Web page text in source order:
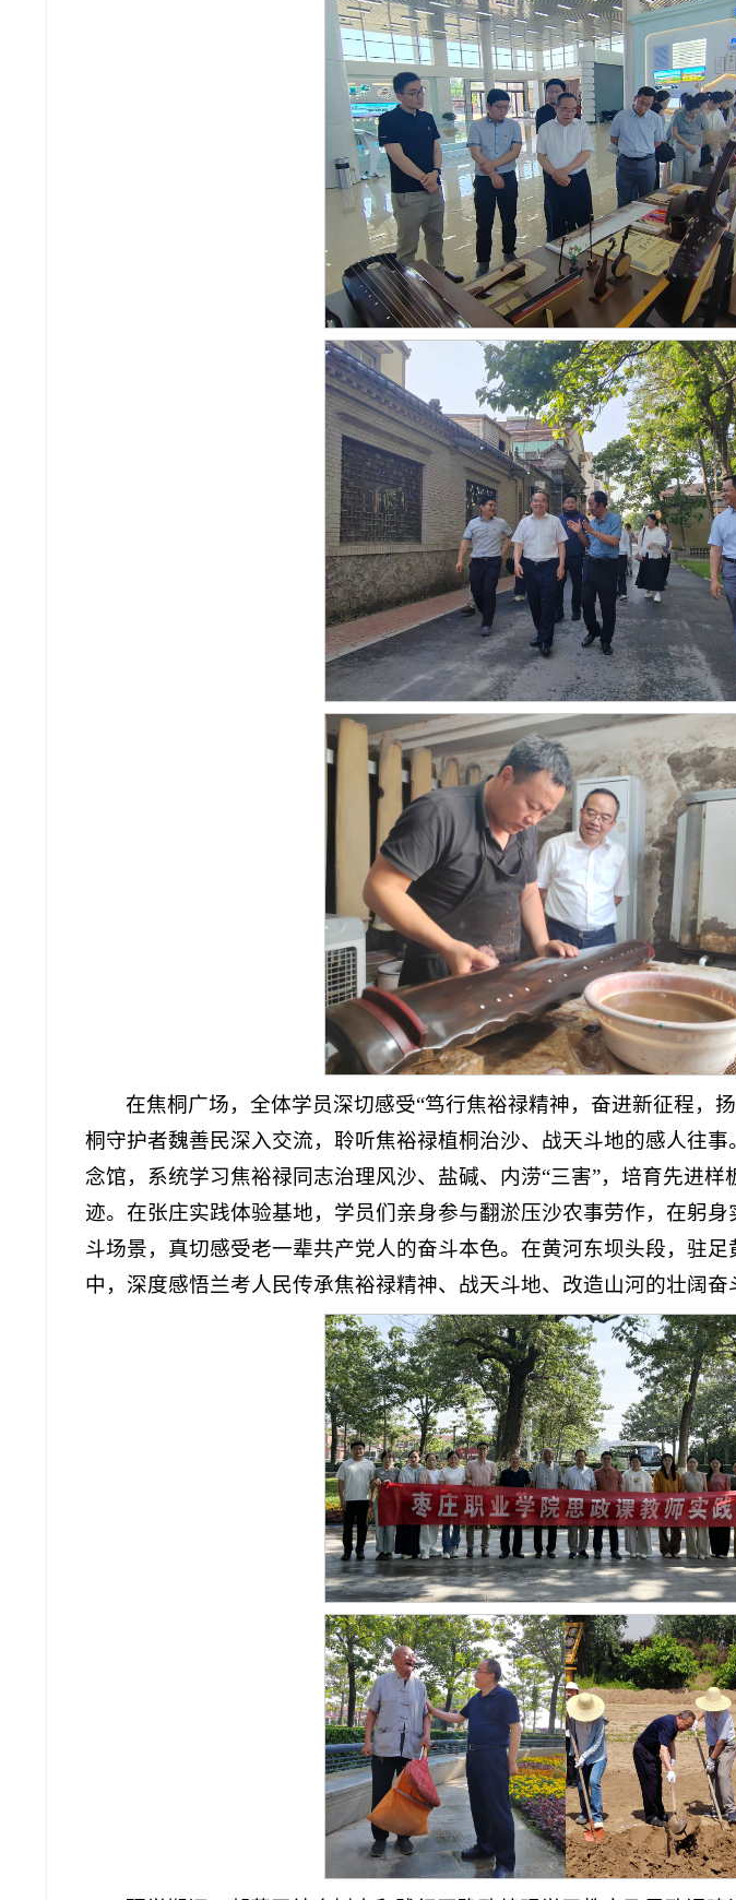
在焦桐广场，全体学员深切感受“笃行焦裕禄精神，奋进新征程，
桐守护者魏善民深入交流，聆听焦裕禄植桐治沙、战天斗地的感人往
念馆，系统学习焦裕禄同志治理风沙、盐碱、内涝“三害”，培育先进
迹。在张庄实践体验基地，学员们亲身参与翻淤压沙农事劳作，在躬
斗场景，真切感受老一辈共产党人的奋斗本色。在黄河东坝头段，驻
中，深度感悟兰考人民传承焦裕禄精神、战天斗地、改造山河的壮阔奋